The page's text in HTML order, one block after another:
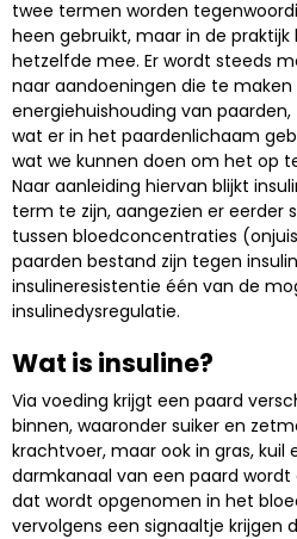
twee termen worden
heen gebruikt, maar in de
hetzelfde mee. Er wordt steeds
naar aandoeningen die te
energiehuishouding van
wat er in het paardenlichaam
wat we kunnen doen om het op
Naar aanleiding hiervan blijkt
term te zijn, aangezien er eerder
tussen bloedconcentraties
paarden bestand zijn tegen
insulineresistentie één van de
insulinedysregulatie.
Wat is insuline?
Via voeding krijgt een paard
binnen, waaronder suiker en
krachtvoer, maar ook in gras, kuil
darmkanaal van een paard
dat wordt opgenomen in het
vervolgens een signaaltje krijgen